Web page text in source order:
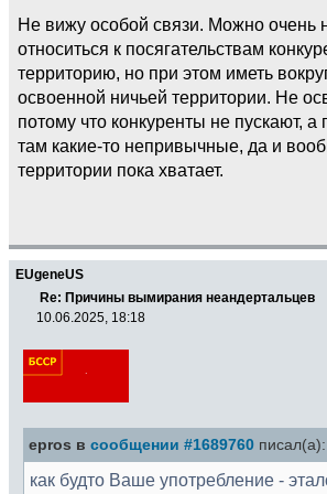
Не вижу особой связи. Можно очень
относиться к посягательствам
территорию, но при этом иметь
освоенной ничьей территории. Не
потому что конкуренты не пускают, а
там какие-то непривычные, да и
территории пока хватает.
EUgeneUS
Re: Причины вымирания неандертальцев
10.06.2025, 18:18
epros в сообщении #1689760 писал(а):
как будто Ваше употребление -